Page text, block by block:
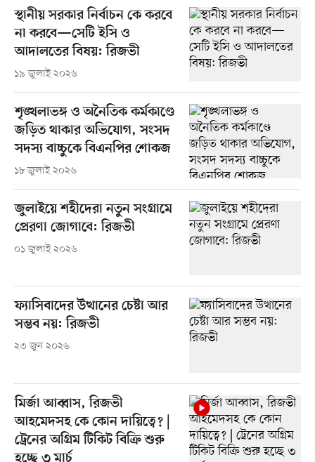
স্থানীয় সরকার নির্বাচন কে করবে
না করবে—সেটি ইসি ও
আদালতের বিষয়: রিজভী
১৯ জুলাই ২০২৬
শৃঙ্খলাভঙ্গ ও অনৈতিক কর্মকাণ্ডে
জড়িত থাকার অভিযোগ, সংসদ
সদস্য বাচ্চুকে বিএনপির শোকজ
১৮ জুলাই ২০২৬
জুলাইয়ে শহীদেরা নতুন সংগ্রামে
প্রেরণা জোগাবে: রিজভী
০১ জুলাই ২০২৬
ফ্যাসিবাদের উত্থানের চেষ্টা আর
সম্ভব নয়: রিজভী
২৩ জুন ২০২৬
মির্জা আব্বাস, রিজভী
আহমেদসহ কে কোন দায়িত্বে? |
ট্রেনের অগ্রিম টিকিট বিক্রি শুরু
হচ্ছে ৩ মার্চ